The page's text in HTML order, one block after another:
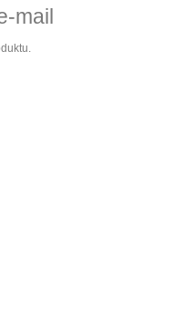
mail